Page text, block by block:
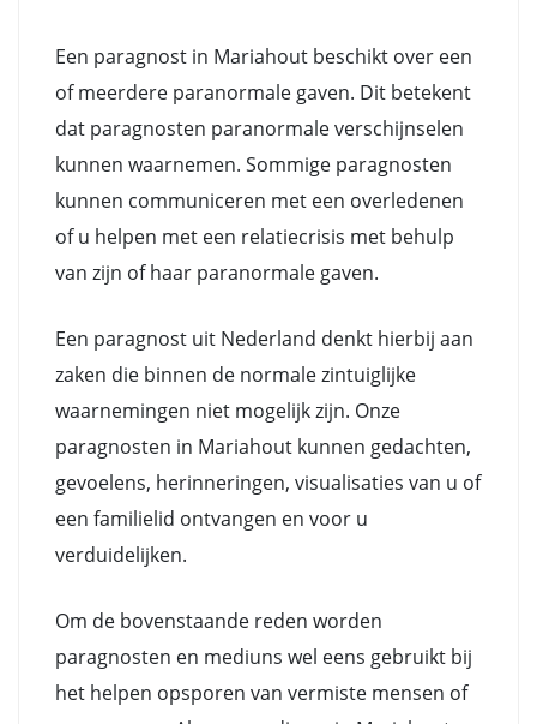
Een paragnost in Mariahout beschikt over een
of meerdere paranormale gaven. Dit betekent
dat paragnosten paranormale verschijnselen
kunnen waarnemen. Sommige paragnosten
kunnen communiceren met een overledenen
of u helpen met een relatiecrisis met behulp
van zijn of haar paranormale gaven.
Een paragnost uit Nederland denkt hierbij aan
zaken die binnen de normale zintuiglijke
waarnemingen niet mogelijk zijn. Onze
paragnosten in Mariahout kunnen gedachten,
gevoelens, herinneringen, visualisaties van u of
een familielid ontvangen en voor u
verduidelijken.
Om de bovenstaande reden worden
paragnosten en mediuns wel eens gebruikt bij
het helpen opsporen van vermiste mensen of